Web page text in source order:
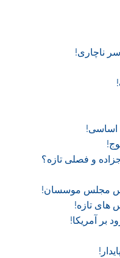
اساسی!
و فصلی تازه؟
مجلس موسسان!‏
های تازه!
بر آمریکا!